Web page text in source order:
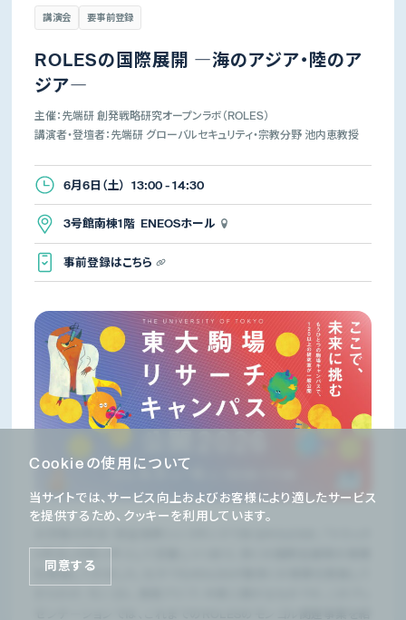
Cookieの使用について
当サイトでは、サービス向上およびお客様により適したサービス
を提供するため、クッキーを利用しています。
同意する
講演会 要事前登録
ROLESの国際展開 ―海のアジア・陸のア
ジア―
主催：先端研 創発戦略研究オープンラボ（ROLES）
講演者・登壇者：先端研 グローバルセキュリティ・宗教分野 池内恵教授
6月6日（土） 13:00 - 14:30
3号館南棟1階 ENEOSホール
事前登録はこちら
II外交」の担い手として定着しつつあり、多くの国際会議等の事業
を実施してきました。なかでもROLESが数多くの事業を実施して